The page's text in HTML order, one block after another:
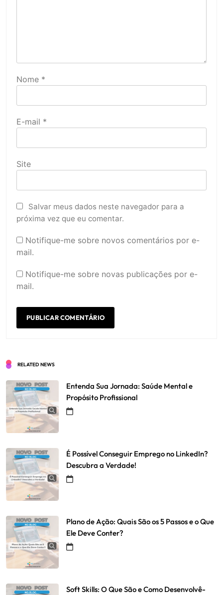
Nome *
E-mail *
Site
Salvar meus dados neste navegador para a
próxima vez que eu comentar.
Notifique-me sobre novos comentários por e-
mail.
Notifique-me sobre novas publicações por e-
mail.
RELATED NEWS
Entenda Sua Jornada: Saúde Mental e
Propósito Profissional
É Possível Conseguir Emprego no LinkedIn?
Descubra a Verdade!
Plano de Ação: Quais São os 5 Passos e o Que
Ele Deve Conter?
Soft Skills: O Que São e Como Desenvolvê-